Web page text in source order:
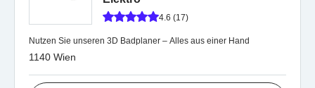
4.6 (17)
Nutzen Sie unseren 3D Badplaner – Alles aus einer Hand
1140 Wien